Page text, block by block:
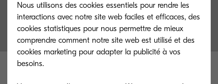
Marketscape.
Nous utilisons des cookies essentiels pour rendre les
interactions avec notre site web faciles et efficaces, des
cookies statistiques pour nous permettre de mieux
comprendre comment notre site web est utilisé et des
cookies marketing pour adapter la publicité à vos
besoins.